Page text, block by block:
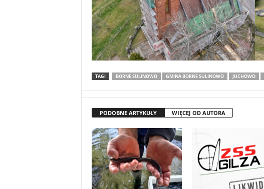
TAGI BORNE SULINOWO GMINA BORNE SULINOWO JUCHOWO
PODOBNE ARTYKUŁY WIĘCEJ OD AUTORA